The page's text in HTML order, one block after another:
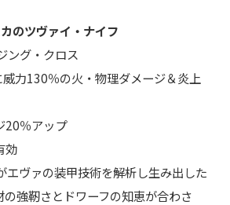
のツヴァイ・ナイフ
ング・クロス
力130％の火・物理ダメージ＆炎上
20％アップ
効
エヴァの装甲技術を解析し生み出した
強靭さとドワーフの知恵が合わさ